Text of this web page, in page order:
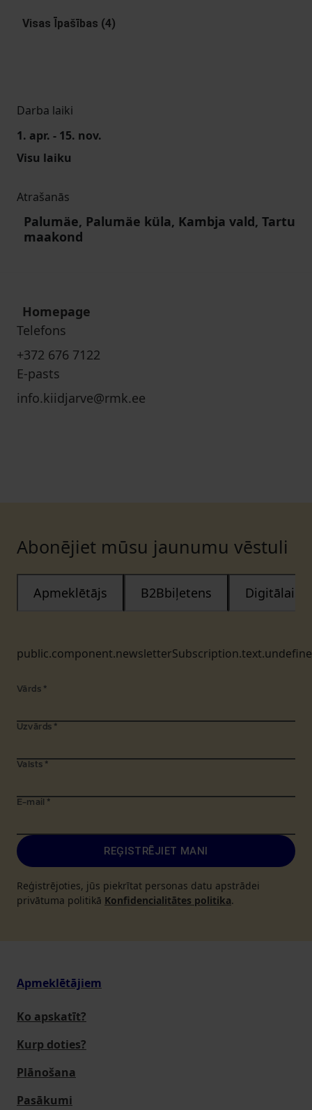
Visas Īpašības (4)
Darba laiki
1. apr. - 15. nov.
Visu laiku
Atrašanās
Palumäe, Palumäe küla, Kambja vald, Tartu
maakond
Homepage
Telefons
+372 676 7122
E-pasts
info.kiidjarve@rmk.ee
Abonējiet mūsu jaunumu vēstuli
Apmeklētājs B2Bbiļetens Digitālais
Vārds *
Uzvārds *
Valsts *
E-mail *
REĢISTRĒJIET MANI
Reģistrējoties, jūs piekrītat personas datu apstrādei
privātuma politikā Konfidencialitātes politika.
Apmeklētājiem
Ko apskatīt?
Kurp doties?
Plānošana
Pasākumi